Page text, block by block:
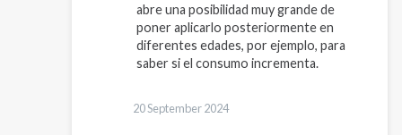
abre una posibilidad muy grande de
poner aplicarlo posteriormente en
diferentes edades, por ejemplo, para
saber si el consumo incrementa.
20 September 2024